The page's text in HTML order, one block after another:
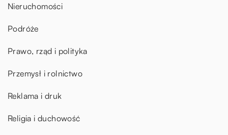
Nieruchomości
Podróże
Prawo, rząd i polityka
Przemysł i rolnictwo
Reklama i druk
Religia i duchowość